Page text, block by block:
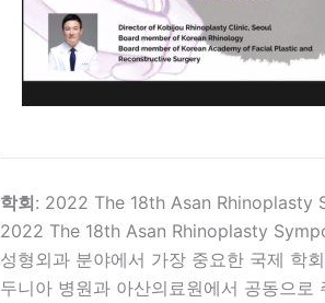
학회: 2022 The 18th Asan Rhinoplasty
2022 The 18th Asan Rhinoplasty
성형외과 분야에서 가장 중요한 국제 학
두니아 병원과 아산의료원에서 공동으